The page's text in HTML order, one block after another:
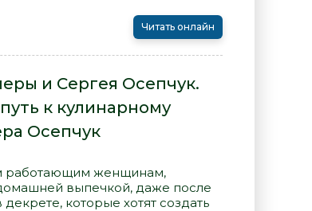
Читать онлайн
и Сергея Осепчук.
к кулинарному
Осепчук
работающим женщинам,
выпечкой, даже после
которые хотят создать